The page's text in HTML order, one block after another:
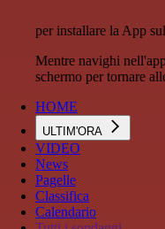
per installare la App
Mentre navighi
schermo per tornare
HOME
ULTIM'ORA
VIDEO
News
Pagelle
Classifica
Calendario